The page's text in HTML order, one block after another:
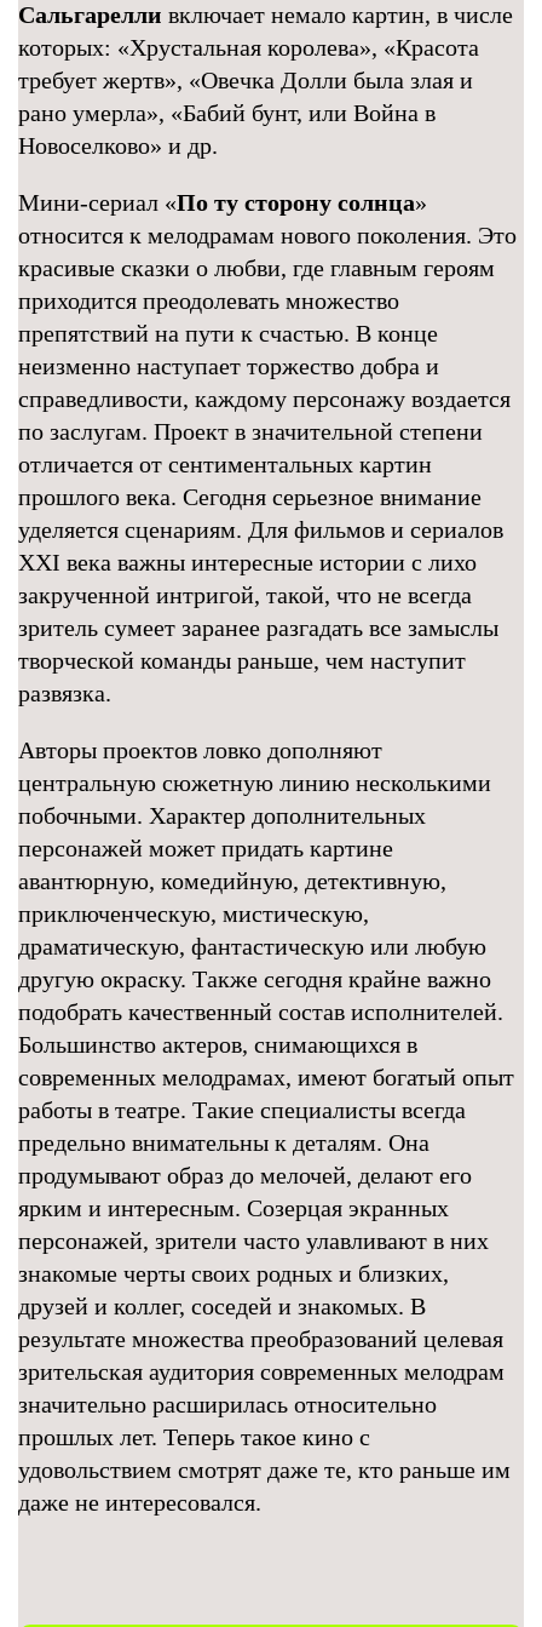
Сальгарелли включает немало картин, в числе
которых: «Хрустальная королева», «Красота
требует жертв», «Овечка Долли была злая и
рано умерла», «Бабий бунт, или Война в
Новоселково» и др.
Мини-сериал «По ту сторону солнца»
относится к мелодрамам нового поколения. Это
красивые сказки о любви, где главным героям
приходится преодолевать множество
препятствий на пути к счастью. В конце
неизменно наступает торжество добра и
справедливости, каждому персонажу воздается
по заслугам. Проект в значительной степени
отличается от сентиментальных картин
прошлого века. Сегодня серьезное внимание
уделяется сценариям. Для фильмов и сериалов
XXI века важны интересные истории с лихо
закрученной интригой, такой, что не всегда
зритель сумеет заранее разгадать все замыслы
творческой команды раньше, чем наступит
развязка.
Авторы проектов ловко дополняют
центральную сюжетную линию несколькими
побочными. Характер дополнительных
персонажей может придать картине
авантюрную, комедийную, детективную,
приключенческую, мистическую,
драматическую, фантастическую или любую
другую окраску. Также сегодня крайне важно
подобрать качественный состав исполнителей.
Большинство актеров, снимающихся в
современных мелодрамах, имеют богатый опыт
работы в театре. Такие специалисты всегда
предельно внимательны к деталям. Она
продумывают образ до мелочей, делают его
ярким и интересным. Созерцая экранных
персонажей, зрители часто улавливают в них
знакомые черты своих родных и близких,
друзей и коллег, соседей и знакомых. В
результате множества преобразований целевая
зрительская аудитория современных мелодрам
значительно расширилась относительно
прошлых лет. Теперь такое кино с
удовольствием смотрят даже те, кто раньше им
даже не интересовался.